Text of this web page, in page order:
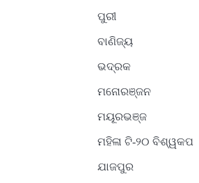
ପୁରୀ
ବାଣିଜ୍ୟ
ଭଦ୍ରକ
ମନୋରଞ୍ଜନ
ମୟୂରଭଞ୍ଜ
ମହିଳା ଟି-୨୦ ବିଶ୍ୱକପ
ଯାଜପୁର